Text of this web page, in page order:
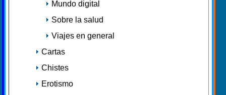
Mundo digital
Sobre la salud
Viajes en general
Cartas
Chistes
Erotismo